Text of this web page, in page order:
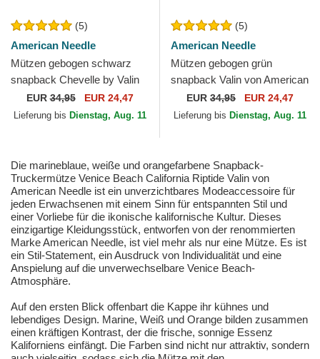
(5)
American Needle
Mützen gebogen schwarz
snapback Chevelle by Valin
von American Needle
EUR34,95 EUR 24,47
Lieferung bis Dienstag, Aug. 11
(5)
American Needle
Mützen gebogen grün
snapback Valin von American
Needle
EUR 34,95 EUR 24,47
Lieferung bis Dienstag, Aug. 11
Die marineblaue, weiße und orangefarbene Snapback-
Truckermütze Venice Beach California Riptide Valin von
American Needle ist ein unverzichtbares Modeaccessoire für
jeden Erwachsenen mit einem Sinn für entspannten Stil und
einer Vorliebe für die ikonische kalifornische Kultur. Dieses
einzigartige Kleidungsstück, entworfen von der renommierten
Marke American Needle, ist viel mehr als nur eine Mütze. Es ist
ein Stil-Statement, ein Ausdruck von Individualität und eine
Anspielung auf die unverwechselbare Venice Beach-
Atmosphäre.
Auf den ersten Blick offenbart die Kappe ihr kühnes und
lebendiges Design. Marine, Weiß und Orange bilden zusammen
einen kräftigen Kontrast, der die frische, sonnige Essenz
Kaliforniens einfängt. Die Farben sind nicht nur attraktiv, sondern